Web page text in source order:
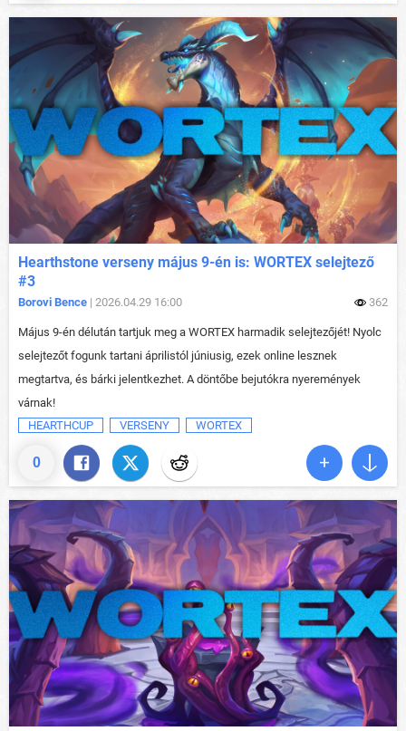
0
Hearthstone verseny május 9-én is: WORTEX selejtező
#3
Borovi Bence | 2026.04.29 16:00 362
Május 9-én délután tartjuk meg a WORTEX harmadik selejtezőjét! Nyolc
selejtezőt fogunk tartani áprilistól júniusig, ezek online lesznek
megtartva, és bárki jelentkezhet. A döntőbe bejutókra nyeremények
várnak!
HEARTHCUP
VERSENY WORTEX